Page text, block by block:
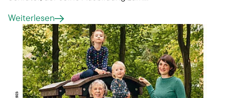
Jahrgangs abgeschlossen hat.
Weiterlesen